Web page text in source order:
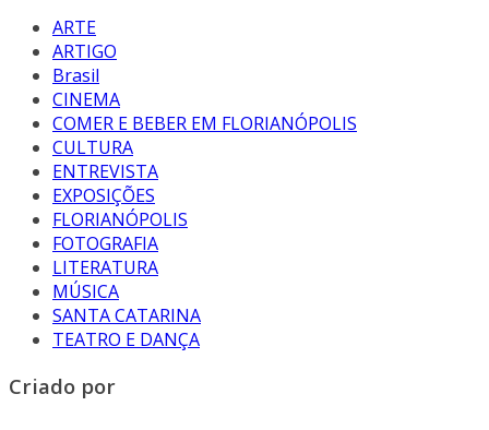
ARTE
ARTIGO
Brasil
CINEMA
COMER E BEBER EM FLORIANÓPOLIS
CULTURA
ENTREVISTA
EXPOSIÇÕES
FLORIANÓPOLIS
FOTOGRAFIA
LITERATURA
MÚSICA
SANTA CATARINA
TEATRO E DANÇA
Criado por